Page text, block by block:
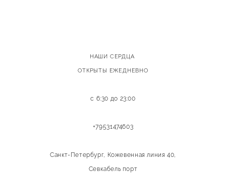
НАШИ СЕРДЦА
ОТКРЫТЫ ЕЖЕДНЕВНО
с 6:30 до 23:00
+79531474603
Санкт-Петербург, Кожевенная линия 40,
Севкабель порт